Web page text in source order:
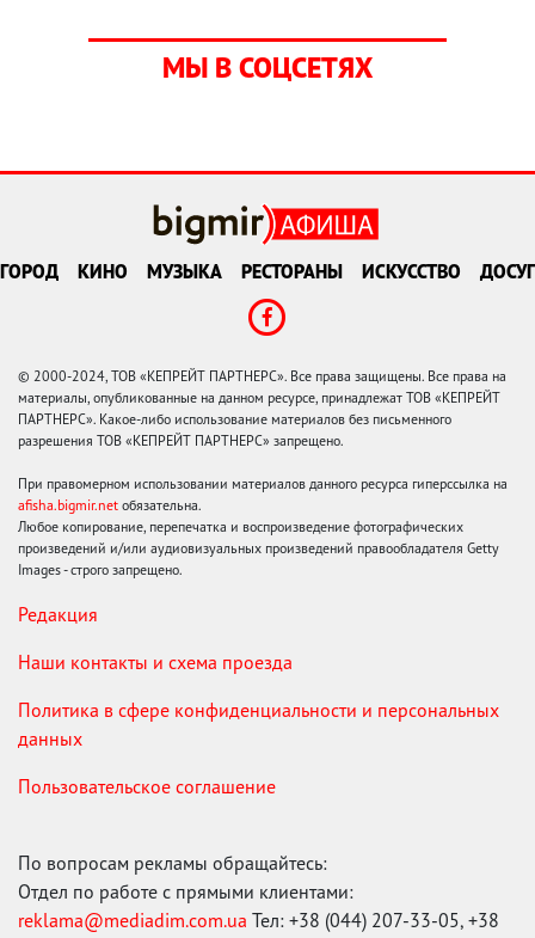
МЫ В СОЦСЕТЯХ
ГОРОД КИНО МУЗЫКА РЕСТОРАНЫ ИСКУССТВО ДОСУГ
© 2000-2024, ТОВ «КЕПРЕЙТ ПАРТНЕРС». Все права защищены. Все права на
материалы, опубликованные на данном ресурсе, принадлежат ТОВ «КЕПРЕЙТ
ПАРТНЕРС». Какое-либо использование материалов без письменного
разрешения ТОВ «КЕПРЕЙТ ПАРТНЕРС» запрещено.
При правомерном использовании материалов данного ресурса гиперссылка на
afisha.bigmir.net обязательна.
Любое копирование, перепечатка и воспроизведение фотографических
произведений и/или аудиовизуальных произведений правообладателя Getty
Images - строго запрещено.
Редакция
Наши контакты и схема проезда
Политика в сфере конфиденциальности и персональных
данных
Пользовательское соглашение
По вопросам рекламы обращайтесь:
Отдел по работе с прямыми клиентами:
reklama@mediadim.com.ua Тел: +38 (044) 207-33-05, +38